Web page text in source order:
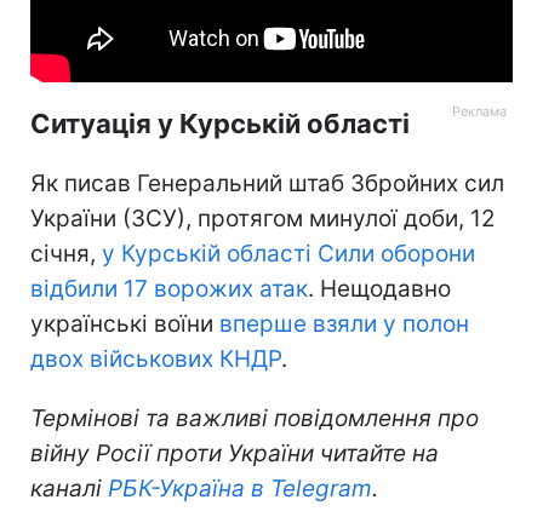
Ситуація у Курській області
Як писав Генеральний штаб Збройних сил
України (ЗСУ), протягом минулої доби, 12
січня, у Курській області Сили оборони
відбили 17 ворожих атак. Нещодавно
українські воїни вперше взяли у полон
двох військових КНДР.
Термінові та важливі повідомлення про
війну Росії проти України читайте на
каналі РБК-Україна в Telegram.